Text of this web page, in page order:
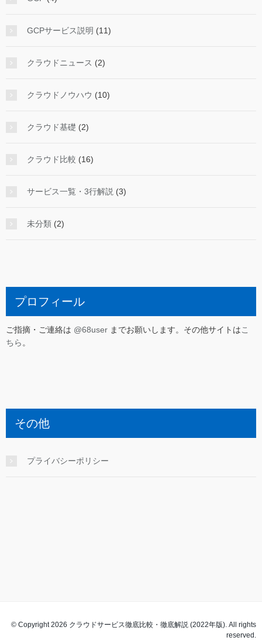
GCPサービス説明 (11)
クラウドニュース (2)
クラウドノウハウ (10)
クラウド基礎 (2)
クラウド比較 (16)
サービス一覧・3行解説 (3)
未分類 (2)
プロフィール
ご指摘・ご連絡は @68user までお願いします。その他サイトはこ
ちら。
その他
プライバシーポリシー
© Copyright 2026 クラウドサービス徹底比較・徹底解説 (2022年版). All rights
reserved.